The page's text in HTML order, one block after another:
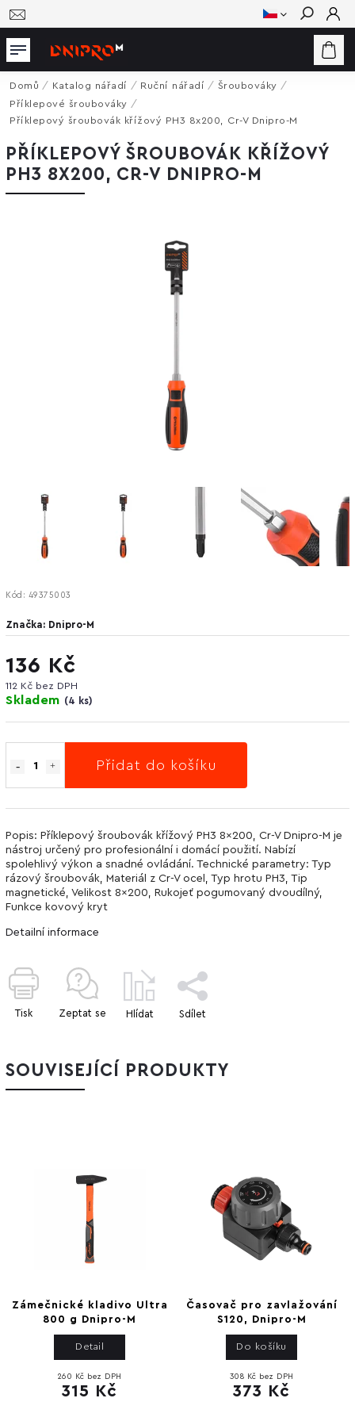
Hledat
Domů / Katalog nářadí / Ruční nářadí / Šroubováky /
Příklepové šroubováky /
Příklepový šroubovák křížový PH3 8x200, Cr-V Dnipro-M
PŘÍKLEPOVÝ ŠROUBOVÁK KŘÍŽOVÝ
PH3 8X200, CR-V DNIPRO-M
Kód: 49375003
Značka: Dnipro-M
136 Kč
112 Kč bez DPH
Skladem (4 ks)
Přidat do košíku
Popis: Příklepový šroubovák křížový PH3 8x200, Cr-V Dnipro-M je
nástroj určený pro profesionální i domácí použití. Nabízí
spolehlivý výkon a snadné ovládání. Technické parametry: Typ
rázový šroubovák, Materiál z Cr-V ocel, Typ hrotu PH3, Tip
magnetické, Velikost 8x200, Rukojeť pogumovaný dvoudílný,
Funkce kovový kryt
Detailní informace
Tisk Zeptat se Hlídat Sdílet
SOUVISEJÍCÍ PRODUKTY
Zámečnické kladivo Ultra
800 g Dnipro-M
260 Kč bez DPH
315 Kč
Detail
Časovač pro zavlažování
S120, Dnipro-M
308 Kč bez DPH
373 Kč
Do košíku